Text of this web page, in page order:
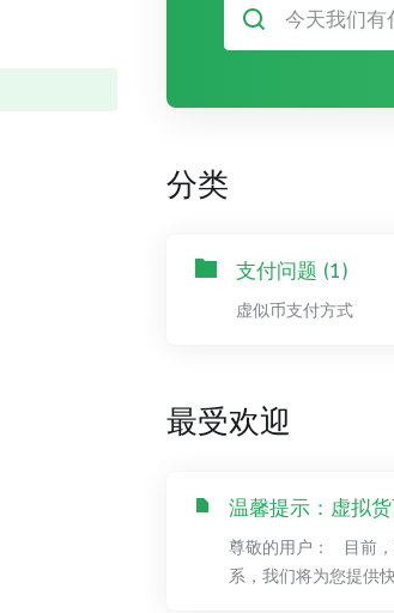
分类
支付问题 (1)
虚似币支付方式
最受欢迎
温馨提示：虚拟
尊敬的用户： 目前，
系，我们将为您提供